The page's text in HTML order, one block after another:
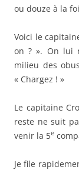
Je file
Laissez –passer
dos des
comprendre,
tombe sur lui
écrasez tout
monde qui se
m’ont suivi,